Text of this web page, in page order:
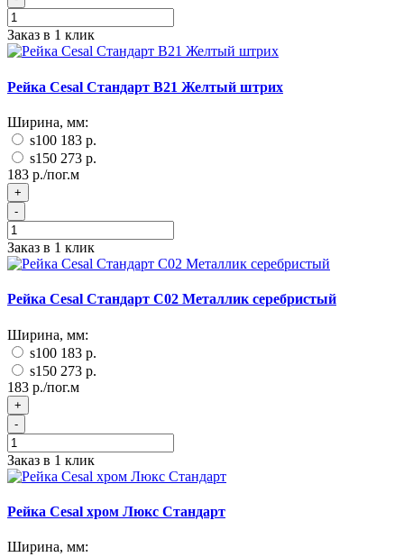
Заказ в 1 клик
Рейка Cesal Стандарт В21 Желтый штрих
Ширина, мм:
s100 183 р.
s150 273 р.
183 р./пог.м
+
-
Заказ в 1 клик
Рейка Cesal Стандарт С02 Металлик серебристый
Ширина, мм:
s100 183 р.
s150 273 р.
183 р./пог.м
+
-
Заказ в 1 клик
Рейка Cesal хром Люкс Стандарт
Ширина, мм: